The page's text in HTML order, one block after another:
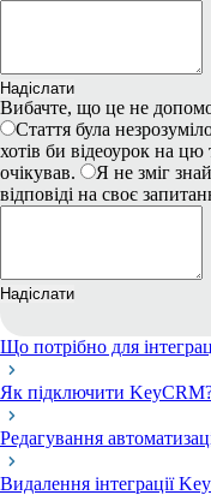
Надіслати
Вибачте, що це не
Стаття була
хотів би відеоурок на цю
очікував.
Я не зміг
відповіді на своє
Надіслати
Що потрібно для
Як підключити
Редагування
Видалення інтеграції